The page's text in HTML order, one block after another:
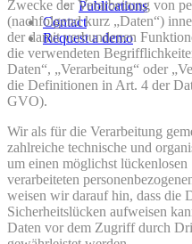
Publications
Contact
Request a demo
Zwecke der Verarbeitung von
(nachfolgend kurz „Daten“)
der damit verbundenen
die verwendeten
Daten“, „Verarbeitung“ oder
die Definitionen in Art. 4 der
GVO).
Wir als für die Verarbeitung
zahlreiche technische und
um einen möglichst lückenlosen
verarbeiteten
weisen wir darauf hin, dass die
Sicherheitslücken aufweisen
Daten vor dem Zugriff durch